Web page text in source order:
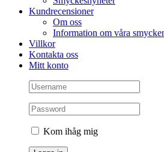
Kundrecensioner
Om oss
Information om våra
Villkor
Kontakta oss
Mitt konto
Kom ihåg mig